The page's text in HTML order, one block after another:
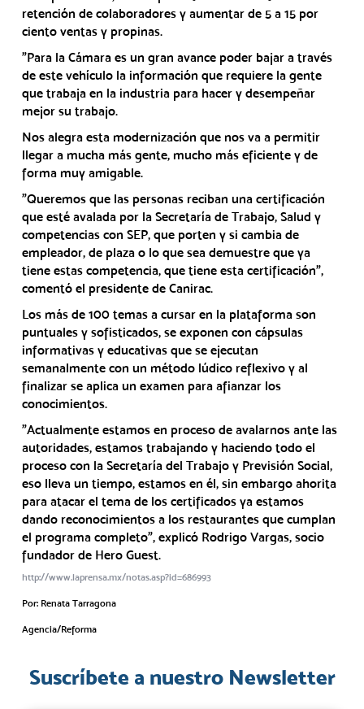
retención de colaboradores y aumentar de 5 a 15 por
ciento ventas y propinas.
"Para la Cámara es un gran avance poder bajar a través
de este vehículo la información que requiere la gente
que trabaja en la industria para hacer y desempeñar
mejor su trabajo.
Nos alegra esta modernización que nos va a permitir
llegar a mucha más gente, mucho más eficiente y de
forma muy amigable.
"Queremos que las personas reciban una certificación
que esté avalada por la Secretaría de Trabajo, Salud y
competencias con SEP, que porten y si cambia de
empleador, de plaza o lo que sea demuestre que ya
tiene estas competencia, que tiene esta certificación",
comentó el presidente de Canirac.
Los más de 100 temas a cursar en la plataforma son
puntuales y sofisticados, se exponen con cápsulas
informativas y educativas que se ejecutan
semanalmente con un método lúdico reflexivo y al
finalizar se aplica un examen para afianzar los
conocimientos.
"Actualmente estamos en proceso de avalarnos ante las
autoridades, estamos trabajando y haciendo todo el
proceso con la Secretaría del Trabajo y Previsión Social,
eso lleva un tiempo, estamos en él, sin embargo ahorita
para atacar el tema de los certificados ya estamos
dando reconocimientos a los restaurantes que cumplan
el programa completo", explicó Rodrigo Vargas, socio
fundador de Hero Guest.
http://www.laprensa.mx/notas.asp?id=686993
Por: Renata Tarragona
Agencia/Reforma
Suscríbete a nuestro Newsletter